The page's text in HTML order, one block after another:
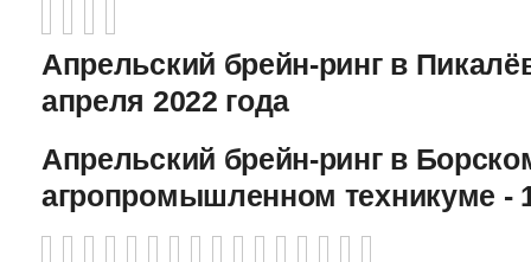
Апрельский брейн-ринг в
апреля 2022 года
Апрельский брейн-ринг в
агропромышленном техникуме -